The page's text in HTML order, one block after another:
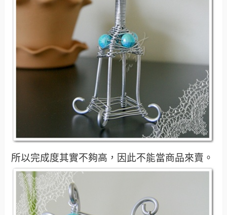
所以完成度其實不夠高，因此不能當商品來賣。